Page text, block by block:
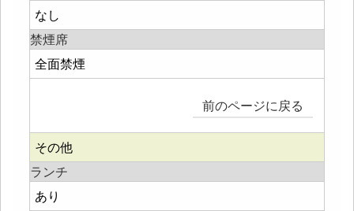
なし
禁煙席
全面禁煙
前のページに戻る
その他
ランチ
あり